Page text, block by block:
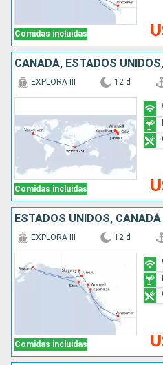
Comidas incluidas
Comidas incluidas
EXPLORA III 12 d
ESTADOS UNIDOS, CANADÁ
Comidas incluidas
EXPLORA III 12 d